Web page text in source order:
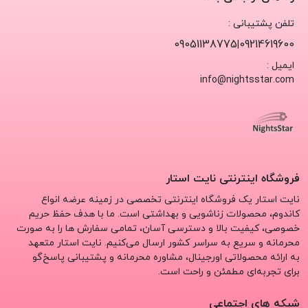
مدل‌ های پیشنهادی برای نیاز های خاص
شما
از کاندوم‌ های ساده و کلاسیک گرفته تا مدل‌ های فوق‌ نازک، با
چرا قیمت این مدل‌ها بالاتر است و آیا
ارزشش را دارد؟
به‌خاطر استفاده از مواد پیشرفته‌تر، فرآیند تولید خاص‌تر و
استانداردهای بالای ایمنی، کاندوم‌ ضد حساسیت کمی گران‌تر است.
اما وقتی پای سلامت و راحتی در میان باشد، این تفاوت قیمت
فروشگاه اینترنتی نایت استار
نایت استار یک فروشگاه اینترنتی تخصصی در زمینه عرضه انواع
کاندوم، محصولات زناشویی و بهداشتی است. ما با هدف حفظ حریم
خصوصی، کیفیت بالا و دسترسی آسان، تمامی سفارش‌ ها را به‌ صورت
محرمانه و سریع به سراسر کشور ارسال می‌کنیم. نایت استار متعهد
به ارائه محصولاتی اورجینال، مشاوره محرمانه و پشتیبانی پاسخ‌گو
برای تجربه‌ای مطمئن و راحت است.
شبکه های اجتماعی
تلفن پشتیبانی :
09214619600
|
09051138775
ایمیل :
info@nightsstar.com